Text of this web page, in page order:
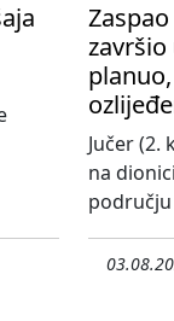
Jučer (2.
na